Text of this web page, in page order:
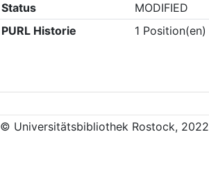
Status
MODIFIED
PURL Historie
1 Position(en)
© Universitätsbibliothek Rostock, 2022